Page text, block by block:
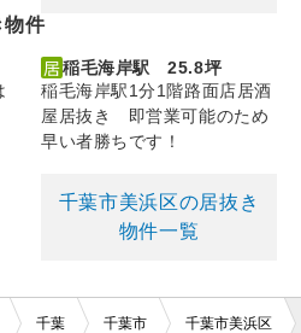
物件
稲毛海岸駅 25.8坪
稲毛海岸駅1分1階路面店居酒
屋居抜き 即営業可能のため
早い者勝ちです！
千葉市美浜区の居抜き
物件一覧
千葉 千葉市 千葉市美浜区